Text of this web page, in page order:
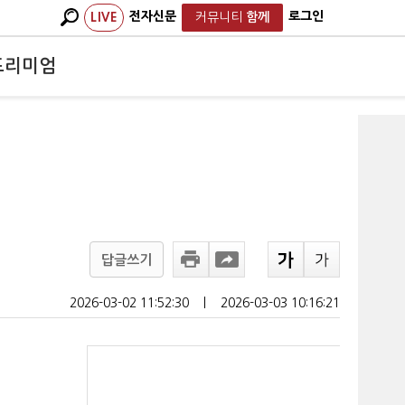
LIVE 전자신문 커뮤니티 함께 로그인
리미엄
답글쓰기
2026-03-02 11:52:30 2026-03-03 10:16:21